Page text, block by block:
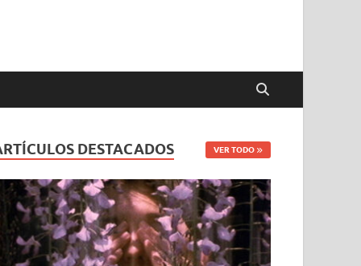
DESTACADOS VER TODO